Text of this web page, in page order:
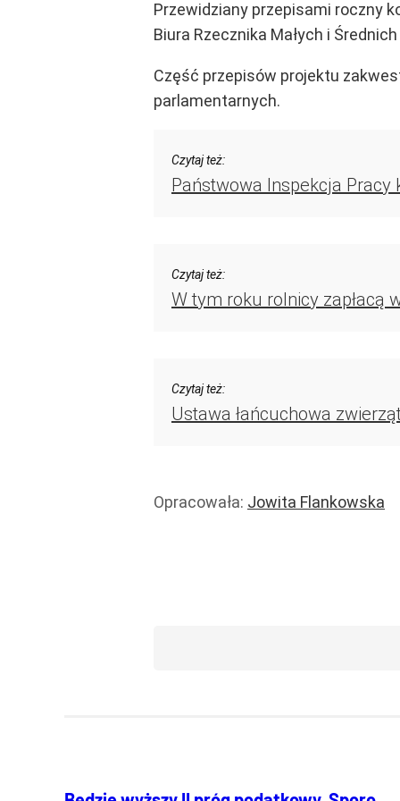
Przewidziany przepisami roczny
Biura Rzecznika Małych i
Część przepisów projektu
parlamentarnych.
Czytaj też:
Państwowa Inspekcja Pracy
Czytaj też:
W tym roku rolnicy zapłacą
Czytaj też:
Ustawa łańcuchowa
Opracowała: Jowita Flankowska